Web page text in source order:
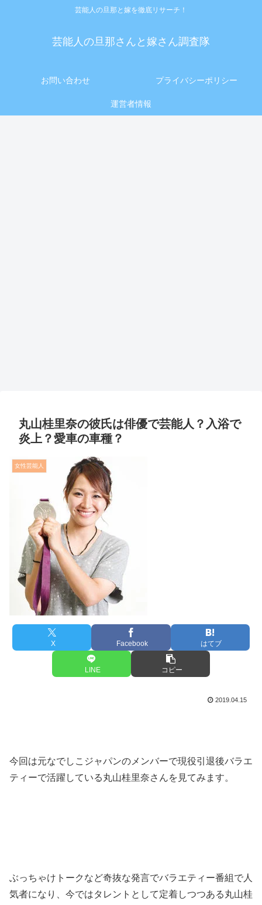
芸能人の旦那と嫁を徹底リサーチ！
芸能人の旦那さんと嫁さん調査隊
お問い合わせ プライバシーポリシー
運営者情報
丸山桂里奈の彼氏は俳優で芸能人？入浴で
炎上？愛車の車種？
女性芸能人
X Facebook はてブ
LINE コピー
2019.04.15
今回は元なでしこジャパンのメンバーで現役引退後バラエ
ティーで活躍している丸山桂里奈さんを見てみます。
ぶっちゃけトークなど奇抜な発言でバラエティー番組で人
気者になり、今ではタレントとして定着しつつある丸山桂